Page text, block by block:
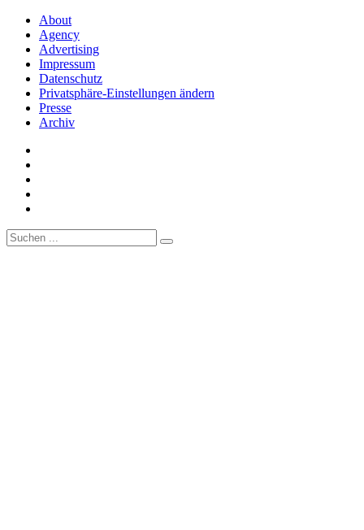
About
Agency
Advertising
Impressum
Datenschutz
Privatsphäre-Einstellungen ändern
Presse
Archiv